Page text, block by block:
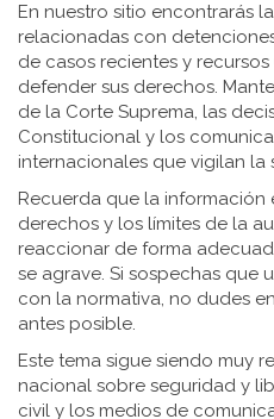
En nuestro sitio encontrarás
relacionadas con
de casos recientes y
defender sus derechos.
de la Corte Suprema, las
Constitucional y los
internacionales que vigilan la
Recuerda que la
derechos y los límites de la
reaccionar de forma
se agrave. Si sospechas que
con la normativa, no dudes
antes posible.
Este tema sigue siendo muy
nacional sobre seguridad y
civil y los medios de